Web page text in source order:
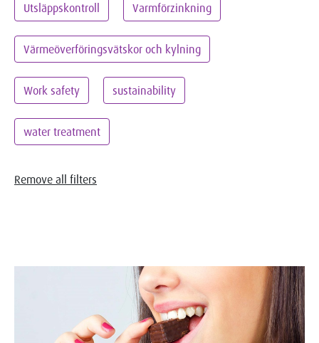
Utsläppskontroll Varmförzinkning
Värmeöverföringsvätskor och kylning
Work safety sustainability
water treatment
Remove all filters